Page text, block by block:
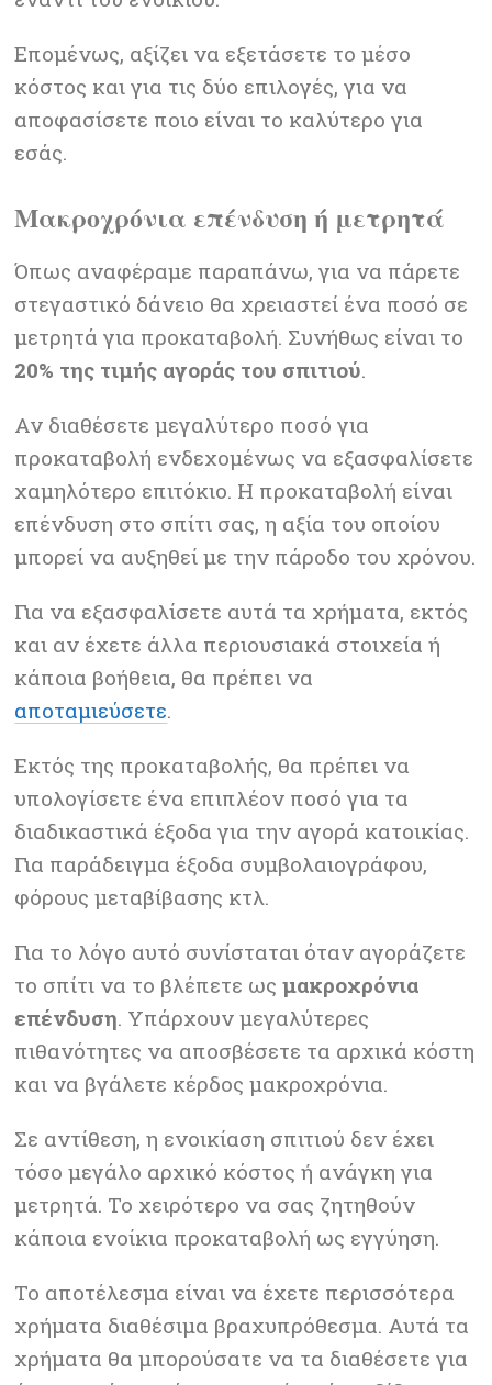
Επομένως, αξίζει να εξετάσετε το μέσο
κόστος και για τις δύο επιλογές, για να
αποφασίσετε ποιο είναι το καλύτερο για
εσάς.
Μακροχρόνια επένδυση ή μετρητά
Όπως αναφέραμε παραπάνω, για να πάρετε
στεγαστικό δάνειο θα χρειαστεί ένα ποσό σε
μετρητά για προκαταβολή. Συνήθως είναι το
20% της τιμής αγοράς του σπιτιού.
Αν διαθέσετε μεγαλύτερο ποσό για
προκαταβολή ενδεχομένως να εξασφαλίσετε
χαμηλότερο επιτόκιο. Η προκαταβολή είναι
επένδυση στο σπίτι σας, η αξία του οποίου
μπορεί να αυξηθεί με την πάροδο του χρόνου.
Για να εξασφαλίσετε αυτά τα χρήματα, εκτός
και αν έχετε άλλα περιουσιακά στοιχεία ή
κάποια βοήθεια, θα πρέπει να
αποταμιεύσετε.
Εκτός της προκαταβολής, θα πρέπει να
υπολογίσετε ένα επιπλέον ποσό για τα
διαδικαστικά έξοδα για την αγορά κατοικίας.
Για παράδειγμα έξοδα συμβολαιογράφου,
φόρους μεταβίβασης κτλ.
Για το λόγο αυτό συνίσταται όταν αγοράζετε
το σπίτι να το βλέπετε ωςμακροχρόνια
επένδυση. Υπάρχουν μεγαλύτερες
πιθανότητες να αποσβέσετε τα αρχικά κόστη
και να βγάλετε κέρδος μακροχρόνια.
Σε αντίθεση, η ενοικίαση σπιτιού δεν έχει
τόσο μεγάλο αρχικό κόστος ή ανάγκη για
μετρητά. Το χειρότερο να σας ζητηθούν
κάποια ενοίκια προκαταβολή ως εγγύηση.
Το αποτέλεσμα είναι να έχετε περισσότερα
χρήματα διαθέσιμα βραχυπρόθεσμα. Αυτά τα
χρήματα θα μπορούσατε να τα διαθέσετε για